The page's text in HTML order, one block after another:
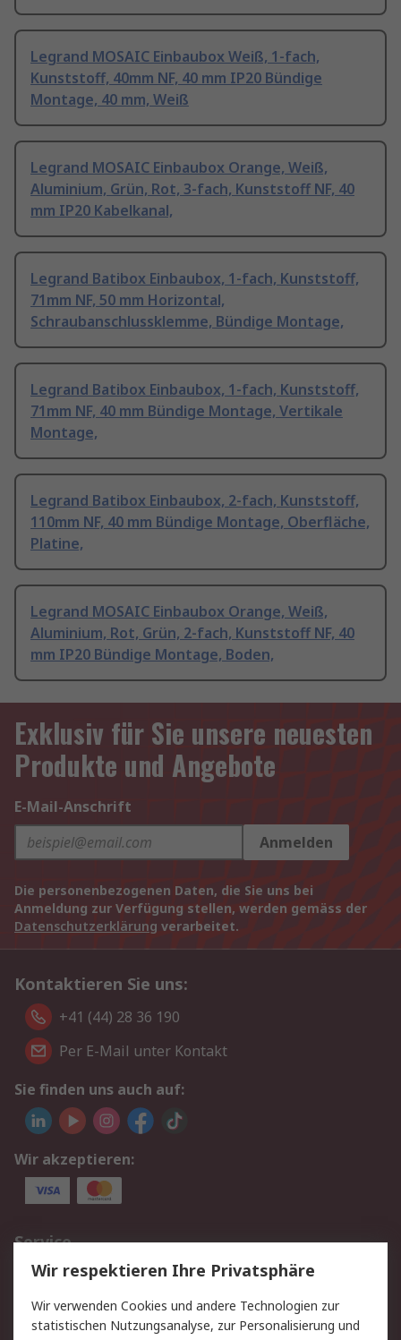
Legrand MOSAIC Einbaubox Weiß, 1-fach,
Kunststoff, 40mm NF, 40 mm IP20 Bündige
Montage, 40 mm, Weiß
Legrand MOSAIC Einbaubox Orange, Weiß,
Aluminium, Grün, Rot, 3-fach, Kunststoff NF, 40
mm IP20 Kabelkanal,
Legrand Batibox Einbaubox, 1-fach, Kunststoff,
71mm NF, 50 mm Horizontal,
Schraubanschlussklemme, Bündige Montage,
Legrand Batibox Einbaubox, 1-fach, Kunststoff,
71mm NF, 40 mm Bündige Montage, Vertikale
Montage,
Legrand Batibox Einbaubox, 2-fach, Kunststoff,
110mm NF, 40 mm Bündige Montage, Oberfläche,
Platine,
Legrand MOSAIC Einbaubox Orange, Weiß,
Aluminium, Rot, Grün, 2-fach, Kunststoff NF, 40
mm IP20 Bündige Montage, Boden,
Exklusiv für Sie unsere neuesten
Produkte und Angebote
E-Mail-Anschrift
Anmelden
Die personenbezogenen Daten, die Sie uns bei
Anmeldung zur Verfügung stellen, werden gemäss der
Datenschutzerklärung verarbeitet.
Kontaktieren Sie uns:
+41 (44) 28 36 190
Per E-Mail unter Kontakt
Sie finden uns auch auf:
Wir akzeptieren:
Service
Value Added Services
Lieferlösungen
Rücksendungen
Kontakt
Hilfe
Wir respektieren Ihre Privatsphäre
Wir verwenden Cookies und andere Technologien zur
statistischen Nutzungsanalyse, zur Personalisierung und